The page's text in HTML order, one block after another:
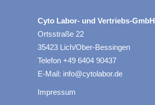
Cyto Labor- und Vertriebs-GmbH
Ortsstraße 22
35423 Lich/Ober-Bessingen
Telefon +49 6404 90437
E-Mail: info@cytolabor.de
Impressum